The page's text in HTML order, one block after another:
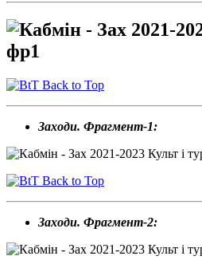
Back to Top
Заходи. Фрагмент-1:
Back to Top
Заходи. Фрагмент-2: